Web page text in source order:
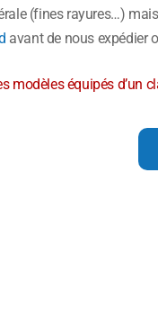
(fines rayures…)
avant de nous expédier
modèles équipés d’un